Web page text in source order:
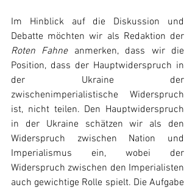
Im Hinblick auf die Diskussion und
Roten Fahne anmerken, dass wir die
Position, dass der Hauptwiderspruch in
der Ukraine der
zwischenimperialistische Widerspruch
ist, nicht teilen. Den Hauptwiderspruch
in der Ukraine schätzen wir als den
Widerspruch zwischen Nation und
Imperialismus ein, wobei der
Widerspruch zwischen den Imperialisten
auch gewichtige Rolle spielt. Die Aufgabe